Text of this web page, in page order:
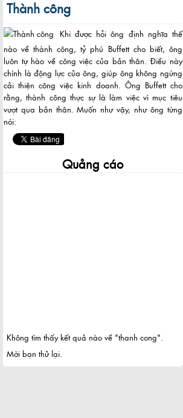
Thành công
Khi được hỏi ông định nghĩa thế
nào về thành công, tỷ phú Buffett cho biết, ông
luôn tự hào về công việc của bản thân. Điều này
chính là động lực của ông, giúp ông không ngừng
cải thiện công việc kinh doanh. Ông Buffett cho
rằng, thành công thực sự là làm việc vì mục tiêu
vượt qua bản thân. Muốn như vậy, như ông từng
nói:
Quảng cáo
Không tìm thấy kết quả nào về "thanh cong".
Mời bạn thử lại.